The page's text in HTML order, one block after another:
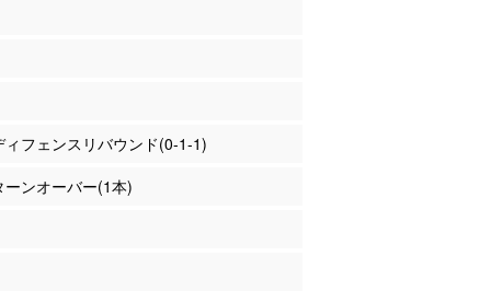
ィフェンスリバウンド(0-1-1)
ンオーバー(1本)